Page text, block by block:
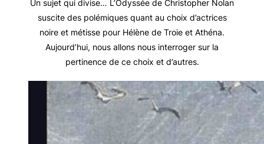
Un sujet qui divise… L’Odyssée de Christopher Nolan
suscite des polémiques quant au choix d’actrices
noire et métisse pour Hélène de Troie et Athéna.
Aujourd’hui, nous allons nous interroger sur la
pertinence de ce choix et d’autres.